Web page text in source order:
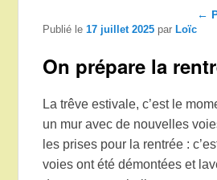
←
Publié le17 juillet 2025 par Loïc
On prépare la
La trêve estivale, c’est le
un mur avec de nouvelles
les prises pour la rentrée :
voies ont été démontées et